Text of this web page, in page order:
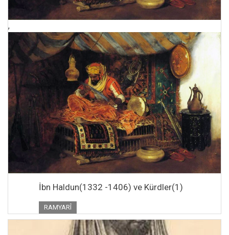
,
İbn Haldun(1332 -1406) ve Kürdler(1)
RAMYARÎ